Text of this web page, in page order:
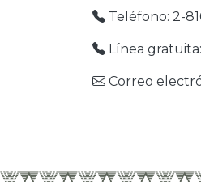
Teléfono: 2-
Línea
Correo